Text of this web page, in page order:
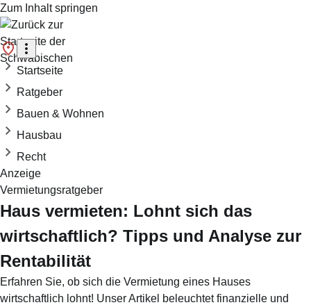
Zum Inhalt springen
Startseite
Ratgeber
Bauen & Wohnen
Hausbau
Recht
Anzeige
Vermietungsratgeber
Haus vermieten: Lohnt sich das
wirtschaftlich? Tipps und Analyse zur
Rentabilität
Erfahren Sie, ob sich die Vermietung eines Hauses
wirtschaftlich lohnt! Unser Artikel beleuchtet finanzielle und